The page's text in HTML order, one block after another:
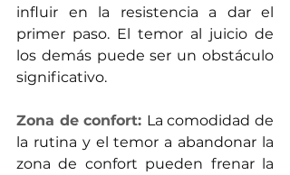
influir en la resistencia a dar el
primer paso. El temor al juicio de
los demás puede ser un obstáculo
significativo.
Zona de confort: La comodidad de
la rutina y el temor a abandonar la
zona de confort pueden frenar la